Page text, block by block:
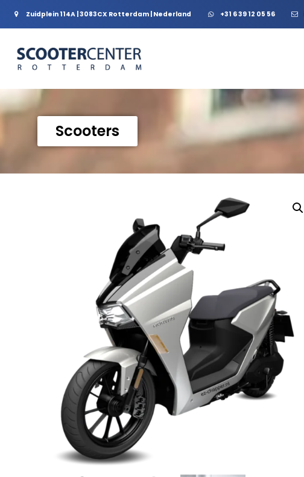
Zuidplein 114A | 3083CX Rotterdam | Nederland +31 6 39 12 05 56
Scooters